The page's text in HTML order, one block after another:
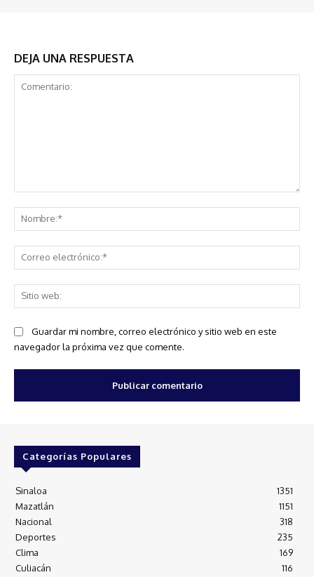
DEJA UNA RESPUESTA
Guardar mi nombre, correo electrónico y sitio web en este
navegador la próxima vez que comente.
Categorías Populares
Sinaloa
1351
Mazatlán
1151
Nacional
318
Deportes
235
Clima
169
Culiacán
116